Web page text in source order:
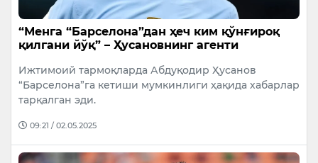
“Менга “Барселона”дан ҳеч ким қўнғироқ
қилгани йўқ” – Ҳусановнинг агенти
Ижтимоий тармоқларда Абдуқодир Ҳусанов
“Барселона”га кетиши мумкинлиги ҳақида хабарлар
тарқалган эди.
09:21 / 02.05.2025